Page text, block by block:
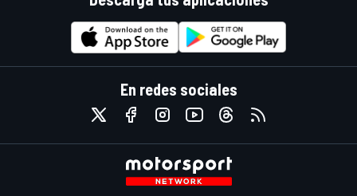
En redes sociales